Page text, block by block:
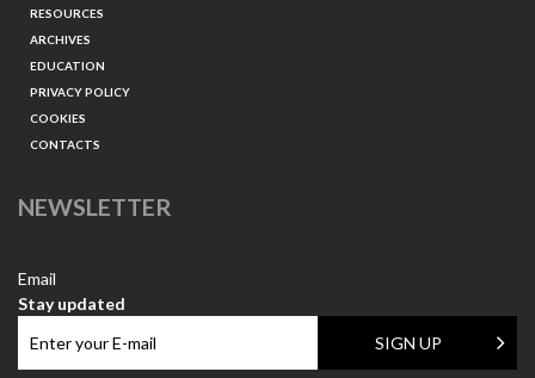
RESOURCES
ARCHIVES
EDUCATION
PRIVACY POLICY
COOKIES
CONTACTS
NEWSLETTER
Email
Stay updated